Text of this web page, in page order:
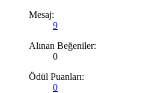
Mesaj:
9
Alınan Beğeniler:
0
Ödül Puanları:
0